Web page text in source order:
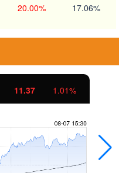
20.00% 17.06%
11.37 1.01%